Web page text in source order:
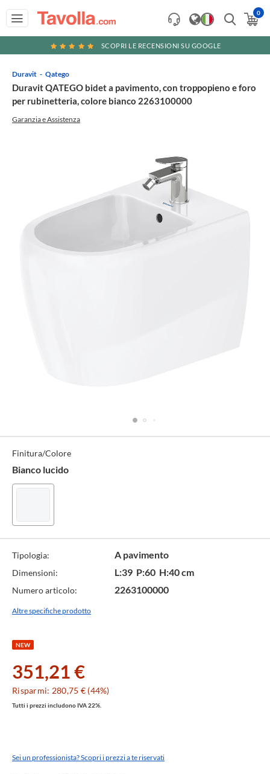
0
SCOPRI LE RECENSIONI SU GOOGLE
Duravit Qatego
Duravit QATEGO bidet a pavimento, con troppopieno e foro
per rubinetteria, colore bianco 2263100000
Garanzia e Assistenza
Tecniche
Finitura/Colore
Bianco lucido
Tipologia: A pavimento
Dimensioni: L:39 P:60 H:40 cm
Numero articolo: 2263100000
Altre specifiche prodotto
NEW
351,21 €
Risparmi: 280,75 € (44%)
Tutti i prezzi includono IVA 22%.
Sei un professionista? Scopri i prezzi a te riservati